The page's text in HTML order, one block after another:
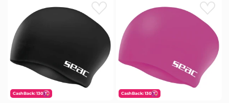
CashBack: 130 CashBack: 130